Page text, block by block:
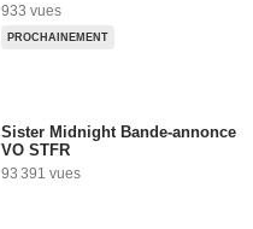
933 vues
PROCHAINEMENT
Sister Midnight Bande-annonce
VO STFR
93 391 vues